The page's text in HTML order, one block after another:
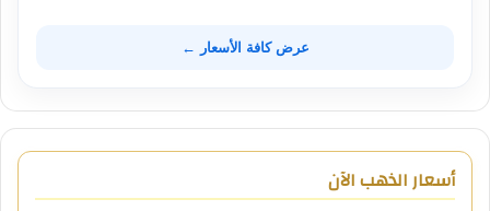
عرض كافة الأسعار ←
أسعار الذهب الآن